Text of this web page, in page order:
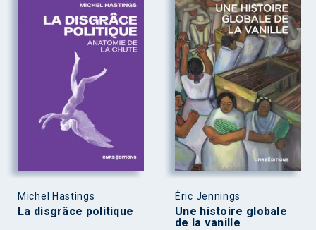
Michel Hastings
La disgrâce politique
Éric Jennings
Une histoire globale
de la vanille